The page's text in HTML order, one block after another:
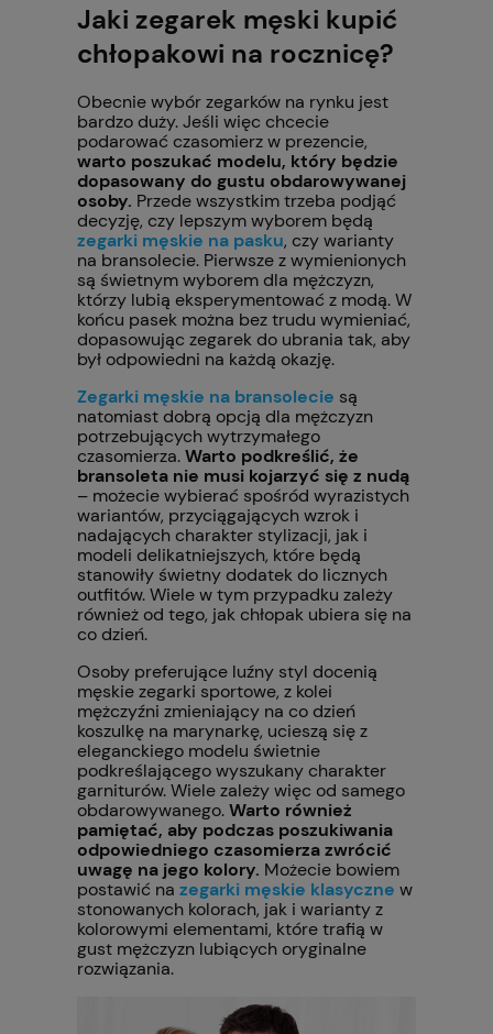
Jaki zegarek męski kupić
chłopakowi na rocznicę?
Obecnie wybór zegarków na rynku jest
bardzo duży. Jeśli więc chcecie
podarować czasomierz w prezencie,
warto poszukać modelu, który będzie
dopasowany do gustu obdarowywanej
osoby. Przede wszystkim trzeba podjąć
decyzję, czy lepszym wyborem będą
zegarki męskie na pasku, czy warianty
na bransolecie. Pierwsze z wymienionych
są świetnym wyborem dla mężczyzn,
którzy lubią eksperymentować z modą. W
końcu pasek można bez trudu wymieniać,
dopasowując zegarek do ubrania tak, aby
był odpowiedni na każdą okazję.
Zegarki męskie na bransolecie są
natomiast dobrą opcją dla mężczyzn
potrzebujących wytrzymałego
czasomierza.Warto podkreślić, że
bransoleta nie musi kojarzyć się z nudą
– możecie wybierać spośród wyrazistych
wariantów, przyciągających wzrok i
nadających charakter stylizacji, jak i
modeli delikatniejszych, które będą
stanowiły świetny dodatek do licznych
outfitów. Wiele w tym przypadku zależy
również od tego, jak chłopak ubiera się na
co dzień.
Osoby preferujące luźny styl docenią
męskie zegarki sportowe, z kolei
mężczyźni zmieniający na co dzień
koszulkę na marynarkę, ucieszą się z
eleganckiego modelu świetnie
podkreślającego wyszukany charakter
garniturów. Wiele zależy więc od samego
obdarowywanego.Warto również
pamiętać, aby podczas poszukiwania
odpowiedniego czasomierza zwrócić
uwagę na jego kolory. Możecie bowiem
postawić nazegarki męskie klasyczne w
stonowanych kolorach, jak i warianty z
kolorowymi elementami, które trafią w
gust mężczyzn lubiących oryginalne
rozwiązania.